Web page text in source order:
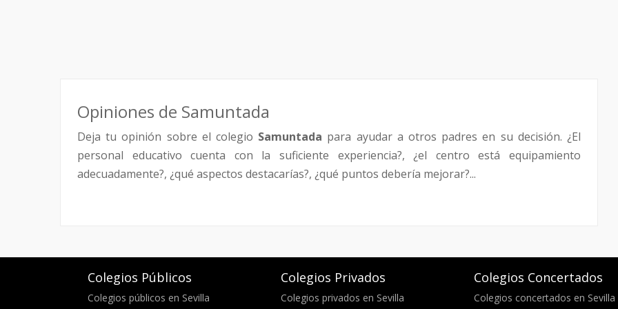
Opiniones de Samuntada
Deja tu opinión sobre el colegio Samuntada para ayudar a otros padres en su decisión. ¿El
personal educativo cuenta con la suficiente experiencia?, ¿el centro está equipamiento
adecuadamente?, ¿qué aspectos destacarías?, ¿qué puntos debería mejorar?...
Colegios Públicos
Colegios públicos en Sevilla
Colegios Privados
Colegios privados en Sevilla
Colegios Concertados
Colegios concertados en Sevilla